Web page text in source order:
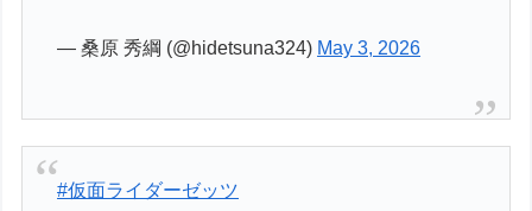
— 桑原 秀綱 (@hidetsuna324) May 3, 2026
#仮面ライダーゼッツ